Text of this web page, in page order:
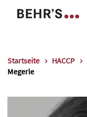
Startseite HACCP
Megerle